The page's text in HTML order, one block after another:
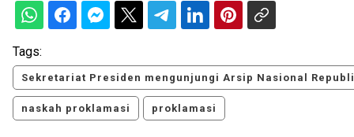
Tags:
Sekretariat Presiden mengunjungi Arsip Nasional
naskah proklamasi proklamasi